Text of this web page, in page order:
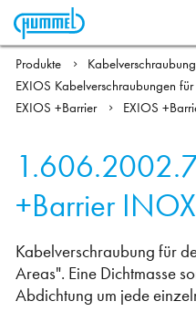
Produkte
EXIOS Kabelverschraubungen
EXIOS +Barrier
EXIOS
+Barrier
Kabelverschraubung für
Areas". Eine Dichtmasse
Abdichtung um jede